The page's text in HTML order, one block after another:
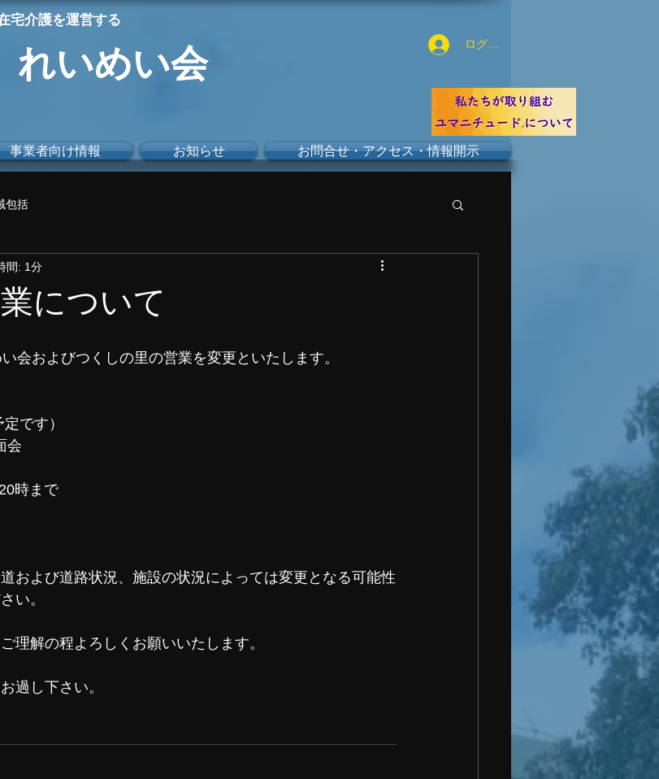
いめい会
宅介護を運営する
ログイン
事業者向け情報 お知らせ お問合せ・アクセス・情報開示
包括
について
間: 1分
会およびつくしの里の営業を変更といたします。
す）
会
時まで
および道路状況、施設の状況によっては変更となる可能性
い。
理解の程よろしくお願いいたします。
過し下さい。